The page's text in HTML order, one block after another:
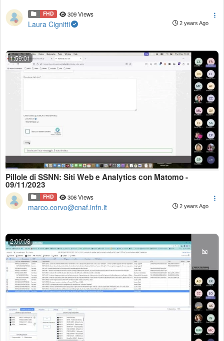
FHD 309 Views
Laura Cignitti 2 years Ago
1:59:01
Pillole di SSNN: Siti Web e Analytics con Matomo -
09/11/2023
FHD 306 Views
marco.corvo@cnaf.infn.it 2 years Ago
2:00:08